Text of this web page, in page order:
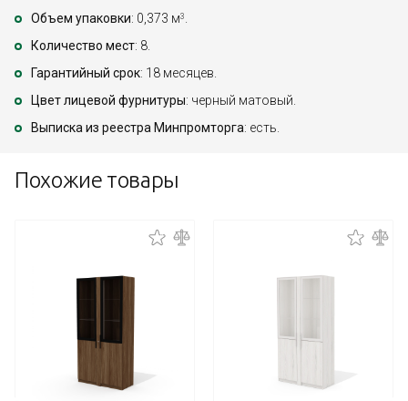
Объем упаковки: 0,373 м3 .
Количество мест: 8.
Гарантийный срок: 18 месяцев.
Цвет лицевой фурнитуры: черный матовый.
Выписка из реестра Минпромторга: есть.
Похожие товары